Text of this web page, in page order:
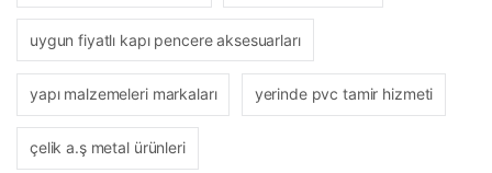
uygun fiyatlı kapı pencere aksesuarları
yapı malzemeleri markaları yerinde pvc tamir hizmeti
çelik a.ş metal ürünleri